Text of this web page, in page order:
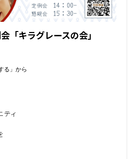
「キラグレースの会」
る」から
ティ